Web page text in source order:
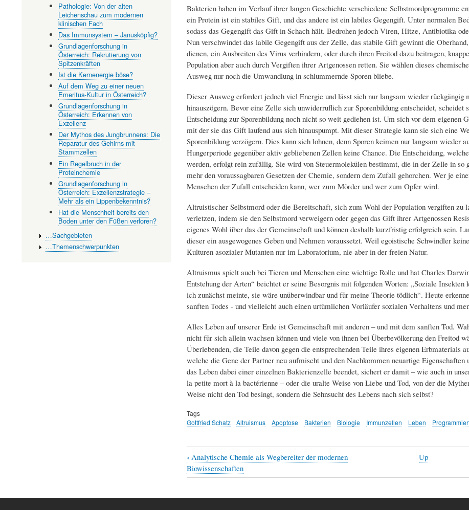
Bakterien haben im Verlauf ihrer langen Geschichte verschiedene Selbstmordprogramme
ein Protein ist ein stabiles Gift, und das andere ist ein labiles Gegengift. Unter normalen
sodass das Gegengift das Gift in Schach hält. Bedrohen jedoch Viren, Hitze, Antibiotika
Nun verschwindet das labile Gegengift aus der Zelle, das stabile Gift gewinnt die
dienen, ein Ausbreiten des Virus verhindern, oder durch ihren Freitod dazu beitragen,
Population aber auch durch Vergiften ihrer Artgenossen retten. Sie wählen dieses
Ausweg nur noch die Umwandlung in schlummernde Sporen bliebe.
Dieser Ausweg erfordert jedoch viel Energie und lässt sich nur langsam wieder rückgängig
hinauszögern. Bevor eine Zelle sich unwiderruflich zur Sporenbildung entscheidet,
Entscheidung zur Sporenbildung noch nicht so weit gediehen ist. Um sich vor dem
mit der sie das Gift laufend aus sich hinauspumpt. Mit dieser Strategie kann sie sich eine
Sporenbildung verzögern. Dies kann sich lohnen, denn Sporen keimen nur langsam wieder
Hungerperiode gegenüber aktiv gebliebenen Zellen keine Chance. Die Entscheidung,
werden, erfolgt rein zufällig. Sie wird von Steuermolekülen bestimmt, die in der Zelle in so
mehr den voraussagbaren Gesetzen der Chemie, sondern dem Zufall gehorchen. Wer je
Menschen der Zufall entscheiden kann, wer zum Mörder und wer zum Opfer wird.
Altruistischer Selbstmord oder die Bereitschaft, sich zum Wohl der Population vergiften zu
verletzen, indem sie den Selbstmord verweigern oder gegen das Gift ihrer Artgenossen
eigenes Wohl über das der Gemeinschaft und können deshalb kurzfristig erfolgreich sein.
dieser ein ausgewogenes Geben und Nehmen voraussetzt. Weil egoistische Schwindler
Kulturen asozialer Mutanten nur im Laboratorium, nie aber in der freien Natur.
Altruismus spielt auch bei Tieren und Menschen eine wichtige Rolle und hat Charles
Entstehung der Arten“ beichtet er seine Besorgnis mit folgenden Worten: „Soziale
ich zunächst meinte, sie wäre unüberwindbar und für meine Theorie tödlich“. Heute
sanften Todes - und vielleicht auch einen urtümlichen Vorläufer sozialen Verhaltens und
Alles Leben auf unserer Erde ist Gemeinschaft mit anderen – und mit dem sanften Tod.
nicht für sich allein wachsen können und viele von ihnen bei Überbevölkerung den Freitod
Überlebenden, die Teile davon gegen die entsprechenden Teile ihres eigenen Erbmaterials
welche die Gene der Partner neu aufmischt und den Nachkommen neuartige
das Leben dabei einer einzelnen Bakterienzelle beendet, sichert er damit – wie auch in
la petite mort à la bactérienne – oder die uralte Weise von Liebe und Tod, von der die
Weise nicht den Tod besingt, sondern die Sehnsucht des Lebens nach sich selbst?
Tags
Gottfried Schatz
Altruismus Apoptose Bakterien Biologie Immunzellen Leben
Book
traversal
links
‹Analytische Chemie als Wegbereiter der modernen
Biowissenschaften
Up
Pathologie: Von der alten
Leichenschau zum modernen
klinischen Fach
Das Immunsystem – Janusköpfig?
Grundlagenforschung in
Österreich: Rekrutierung von
Spitzenkräften
Ist die Kernenergie böse?
Auf dem Weg zu einer neuen
Emeritus-Kultur in Österreich?
Grundlagenforschung in
Österreich: Erkennen von
Exzellenz
Der Mythos des Jungbrunnens: Die
Reparatur des Gehirns mit
Stammzellen
Ein Regelbruch in der
Proteinchemie
Grundlagenforschung in
Österreich: Exzellenzstrategie –
Mehr als ein Lippenbekenntnis?
Hat die Menschheit bereits den
Boden unter den Füßen verloren?
…Sachgebieten
…Themenschwerpunkten